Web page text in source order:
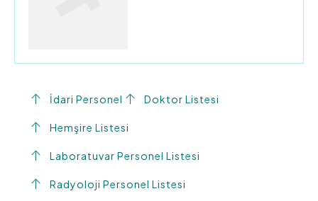
İdari Personel Doktor Listesi
Hemşire Listesi
Laboratuvar Personel Listesi
Radyoloji Personel Listesi